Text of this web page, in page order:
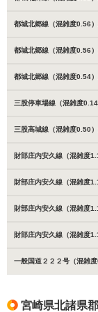
都城北郷線（混雑度0.56
都城北郷線（混雑度0.56
都城北郷線（混雑度0.54
三股停車場線（混雑度
三股高城線（混雑度0.50
財部庄内安久線（混雑度
財部庄内安久線（混雑度
財部庄内安久線（混雑度
財部庄内安久線（混雑度
一般国道２２２号（混雑
宮崎県北諸県